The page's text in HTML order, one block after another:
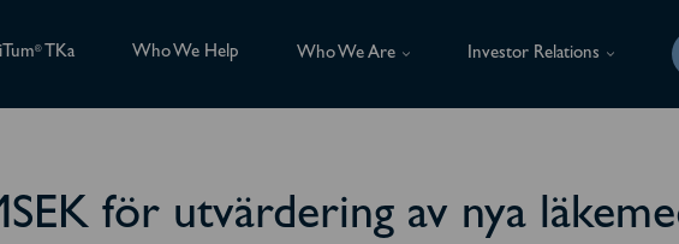
® TKa Who We Help Who We Are Investor Relations
för utvärdering av nya